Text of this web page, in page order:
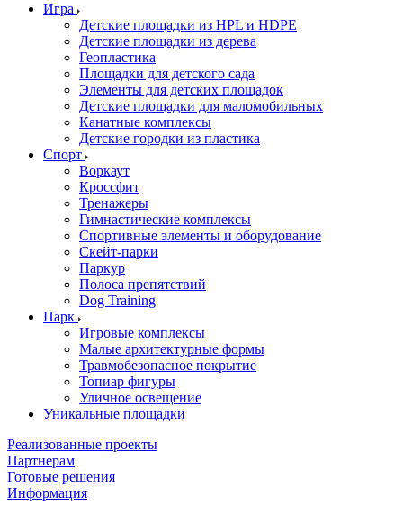
Игра
Детские площадки из HPL и HDPE
Детские площадки из дерева
Геопластика
Площадки для детского сада
Элементы для детских площадок
Детские площадки для маломобильных
Канатные комплексы
Детские городки из пластика
Спорт
Воркаут
Кроссфит
Тренажеры
Гимнастические комплексы
Спортивные элементы и оборудование
Скейт-парки
Паркур
Полоса препятствий
Dog Training
Парк
Игровые комплексы
Малые архитектурные формы
Травмобезопасное покрытие
Топиар фигуры
Уличное освещение
Уникальные площадки
Реализованные проекты
Партнерам
Готовые решения
Информация